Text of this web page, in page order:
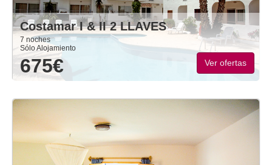
Costamar I & II 2 LLAVES
7 noches
Sólo Alojamiento
675€ Ver ofertas